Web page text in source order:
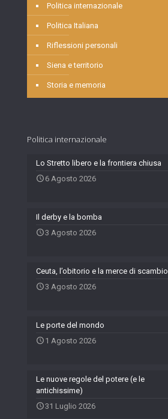
Politica internazionale
Politica Italiana
Riflessioni personali
Siena e territorio
Storia e memoria
Politica internazionale
Lo Stretto libero e la frontiera chiusa
6 Agosto 2026
Il derby e la bomba
3 Agosto 2026
Ceuta, l’obitorio e la merce di scambio
3 Agosto 2026
Le porte del mondo
1 Agosto 2026
Le nuove regole del potere (e le
antichissime)
31 Luglio 2026